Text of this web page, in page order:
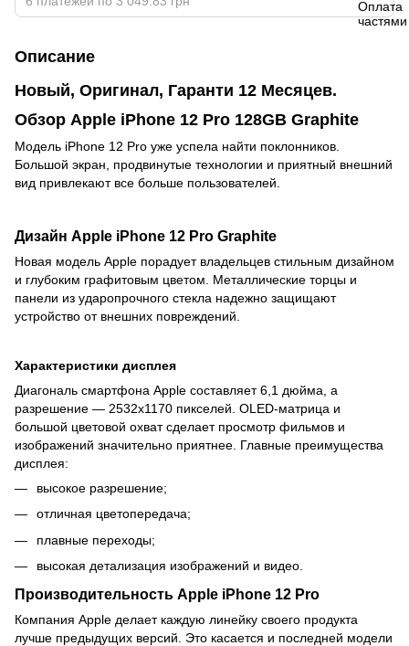
Описание
Новый, Оригинал, Гаранти 12 Месяцев.
Обзор Apple iPhone 12 Pro 128GB Graphite
Модель iPhone 12 Pro уже успела найти поклонников.
Большой экран, продвинутые технологии и приятный внешний
вид привлекают все больше пользователей.
Дизайн Apple iPhone 12 Pro Graphite
Новая модель Apple порадует владельцев стильным дизайном
и глубоким графитовым цветом. Металлические торцы и
панели из ударопрочного стекла надежно защищают
устройство от внешних повреждений.
Характеристики дисплея
Диагональ смартфона Apple составляет 6,1 дюйма, а
разрешение — 2532х1170 пикселей. OLED-матрица и
большой цветовой охват сделает просмотр фильмов и
изображений значительно приятнее. Главные преимущества
дисплея:
высокое разрешение;
отличная цветопередача;
плавные переходы;
высокая детализация изображений и видео.
Производительность Apple iPhone 12 Pro
Компания Apple делает каждую линейку своего продукта
лучше предыдущих версий. Это касается и последней модели